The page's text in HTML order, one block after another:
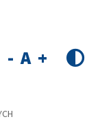
size